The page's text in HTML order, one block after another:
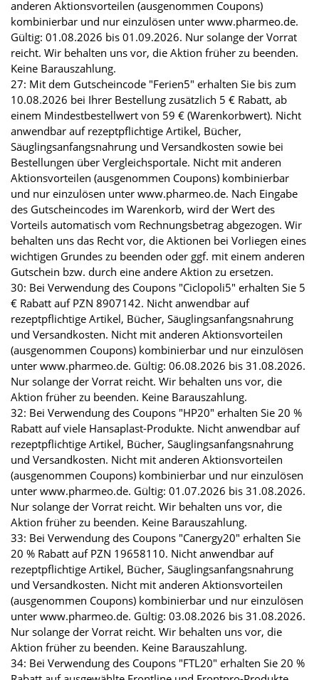
anderen Aktionsvorteilen (ausgenommen Coupons)
kombinierbar und nur einzulösen unter www.pharmeo.de.
Gültig: 01.08.2026 bis 01.09.2026. Nur solange der Vorrat
reicht. Wir behalten uns vor, die Aktion früher zu beenden.
Keine Barauszahlung.
27: Mit dem Gutscheincode "Ferien5" erhalten Sie bis zum
10.08.2026 bei Ihrer Bestellung zusätzlich 5 € Rabatt, ab
einem Mindestbestellwert von 59 € (Warenkorbwert). Nicht
anwendbar auf rezeptpflichtige Artikel, Bücher,
Säuglingsanfangsnahrung und Versandkosten sowie bei
Bestellungen über Vergleichsportale. Nicht mit anderen
Aktionsvorteilen (ausgenommen Coupons) kombinierbar
und nur einzulösen unter www.pharmeo.de. Nach Eingabe
des Gutscheincodes im Warenkorb, wird der Wert des
Vorteils automatisch vom Rechnungsbetrag abgezogen. Wir
behalten uns das Recht vor, die Aktionen bei Vorliegen eines
wichtigen Grundes zu beenden oder ggf. mit einem anderen
Gutschein bzw. durch eine andere Aktion zu ersetzen.
30: Bei Verwendung des Coupons "Ciclopoli5" erhalten Sie 5
€ Rabatt auf PZN 8907142. Nicht anwendbar auf
rezeptpflichtige Artikel, Bücher, Säuglingsanfangsnahrung
und Versandkosten. Nicht mit anderen Aktionsvorteilen
(ausgenommen Coupons) kombinierbar und nur einzulösen
unter www.pharmeo.de. Gültig: 06.08.2026 bis 31.08.2026.
Nur solange der Vorrat reicht. Wir behalten uns vor, die
Aktion früher zu beenden. Keine Barauszahlung.
32: Bei Verwendung des Coupons "HP20" erhalten Sie 20 %
Rabatt auf viele Hansaplast-Produkte. Nicht anwendbar auf
rezeptpflichtige Artikel, Bücher, Säuglingsanfangsnahrung
und Versandkosten. Nicht mit anderen Aktionsvorteilen
(ausgenommen Coupons) kombinierbar und nur einzulösen
unter www.pharmeo.de. Gültig: 01.07.2026 bis 31.08.2026.
Nur solange der Vorrat reicht. Wir behalten uns vor, die
Aktion früher zu beenden. Keine Barauszahlung.
33: Bei Verwendung des Coupons "Canergy20" erhalten Sie
20 % Rabatt auf PZN 19658110. Nicht anwendbar auf
rezeptpflichtige Artikel, Bücher, Säuglingsanfangsnahrung
und Versandkosten. Nicht mit anderen Aktionsvorteilen
(ausgenommen Coupons) kombinierbar und nur einzulösen
unter www.pharmeo.de. Gültig: 03.08.2026 bis 31.08.2026.
Nur solange der Vorrat reicht. Wir behalten uns vor, die
Aktion früher zu beenden. Keine Barauszahlung.
34: Bei Verwendung des Coupons "FTL20" erhalten Sie 20 %